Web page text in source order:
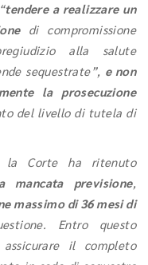
tendere a realizzare un
di compromissione
alla salute
sequestrate”, e non
la prosecuzione
del livello di tutela di
la Corte ha ritenuto
mancata previsione,
massimo di 36 mesi di
Entro questo
il completo